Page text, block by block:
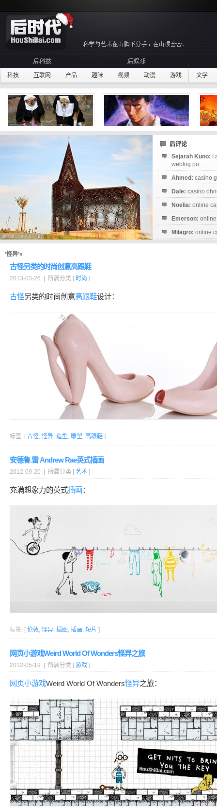
科技 互联网 产品 趣味 视频 动漫 游戏 文学
后评论
Sejarah Kuno:
weblog po...
Ahmed: casino
Dale: casino
Noelia: online
Emerson:
Milagro: online
‘怪异’»
古怪另类的时尚创意高跟鞋
2013-03-26 | 所属分类 [ 时尚 ]
古怪另类的时尚创意高跟鞋设计：
标签: [ 古怪, 怪异, 造型, 雕塑, 高跟鞋 ]
安德鲁.雷 Andrew Rae英式插画
2012-09-20 | 所属分类 [ 艺术 ]
充满想象力的英式插画：
标签: [ 伦敦, 怪异, 插图 , 插画, 短片 ]
网页小游戏Weird World Of Wonders怪异之旅
2012-05-19 | 所属分类 [ 游戏 ]
网页小游戏Weird World Of Wonders怪异之旅：